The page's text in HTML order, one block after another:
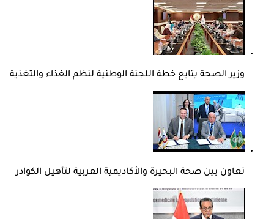
وزير الصحة يتابع خطة اللجنة الوطنية لنظم الغذاء والتغذية
تعاون بين صحة البحيرة والأكاديمية العربية لتأهيل الكوادر